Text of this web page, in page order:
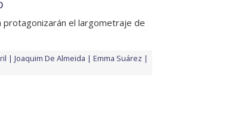
protagonizarán el largometraje de
Joaquim De Almeida
Emma Suárez